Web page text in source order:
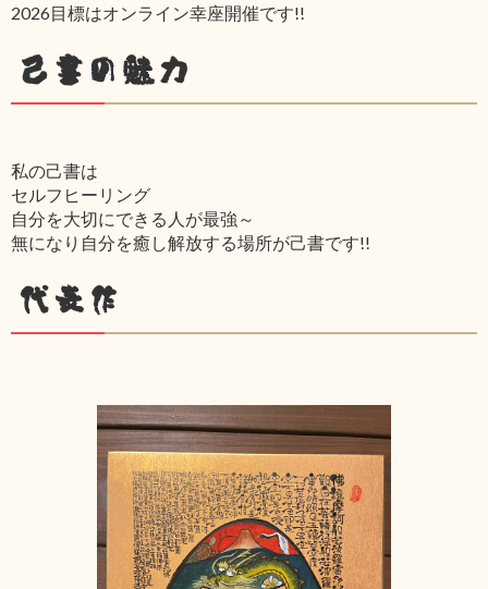
2026目標はオンライン幸座開催です!!
己書の魅力
私の己書は
セルフヒーリング
自分を大切にできる人が最強～
無になり自分を癒し解放する場所が己書です!!
代表作